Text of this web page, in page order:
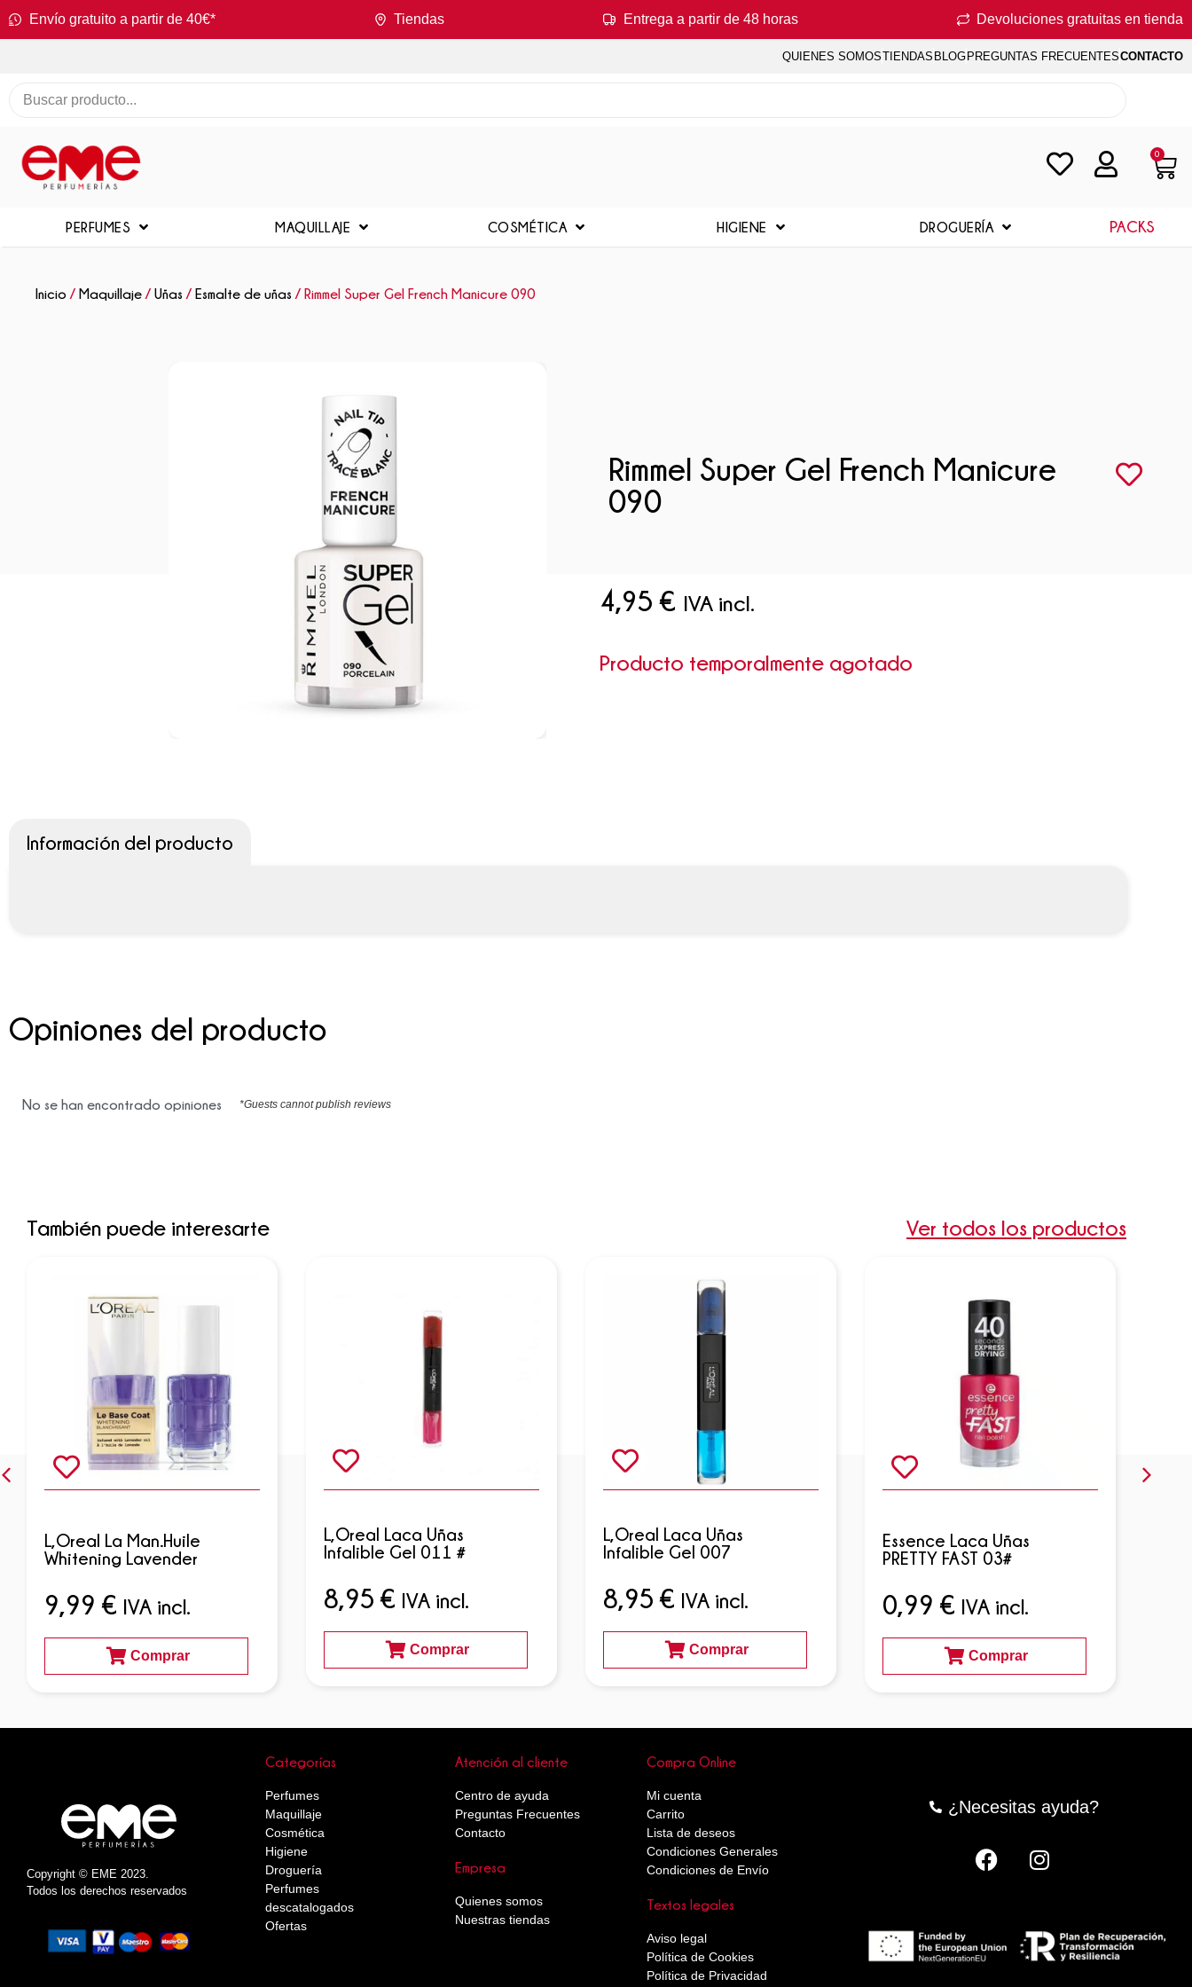
Envío gratuito a partir de 40€* Tiendas Entrega a partir de 48 horas Devoluciones gratuitas en tienda
QUIENES SOMOSTIENDAS BLOG PREGUNTAS FRECUENTESCONTACTO
0
PERFUMES MAQUILLAJE COSMÉTICA HIGIENE DROGUERÍA PACKS
Inicio / Maquillaje /Uñas / Esmalte de uñas / Rimmel Super Gel French Manicure 090
Rimmel Super Gel French Manicure
090
4,95€ IVA incl.
Producto temporalmente agotado
Información del producto
Opiniones del producto
No se han encontrado opiniones *Guests cannot publish reviews
También puede interesarte Ver todos los productos
L,Oreal La Man.Huile
Whitening Lavender
9,99€ IVA incl.
Comprar
L,Oreal Laca Uñas
Infalible Gel 011 #
8,95€ IVA incl.
Comprar
L,Oreal Laca Uñas
Infalible Gel 007
8,95€ IVA incl.
Comprar
Essence Laca Uñas
PRETTY FAST 03#
0,99€ IVA incl.
Comprar
Copyright © EME 2023.
Todos los derechos reservados
Categorías
Perfumes
Maquillaje
Cosmética
Higiene
Droguería
Perfumes
descatalogados
Ofertas
Atención al cliente
Centro de ayuda
Preguntas Frecuentes
Contacto
Empresa
Quienes somos
Nuestras tiendas
Compra Online
Mi cuenta
Carrito
Lista de deseos
Condiciones Generales
Condiciones de Envío
Textos legales
Aviso legal
Política de Cookies
Política de Privacidad
¿Necesitas ayuda?